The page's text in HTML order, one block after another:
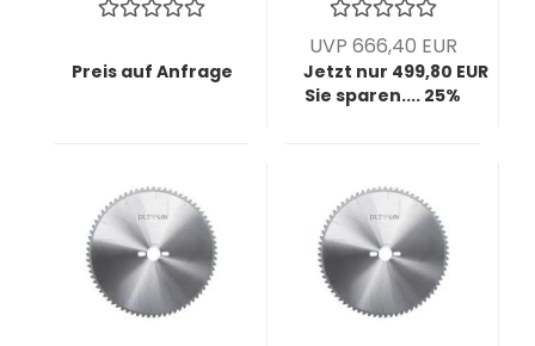
Perfekte
Vorritzaggregat
Preis auf Anfrage
Perfekte
Schnittkante OHNE
Vorritzaggregat
UVP 666,40 EUR
Jetzt nur 499,80 EUR
Sie sparen.... 25%